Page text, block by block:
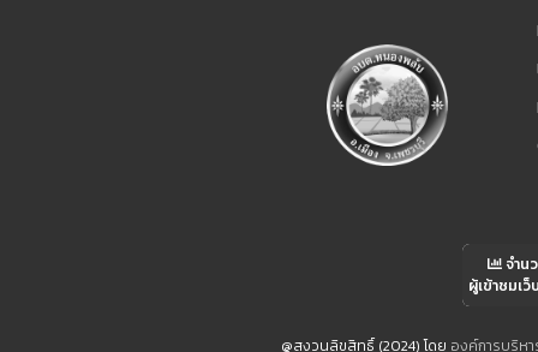
จำน
ผู้เข้าชมเว็
@สงวนลิขสิทธิ์ (2024) โดย องค์การบริห